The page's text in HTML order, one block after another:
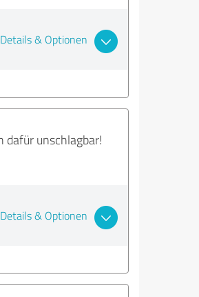
Details & Optionen
dafür unschlagbar!
Details & Optionen